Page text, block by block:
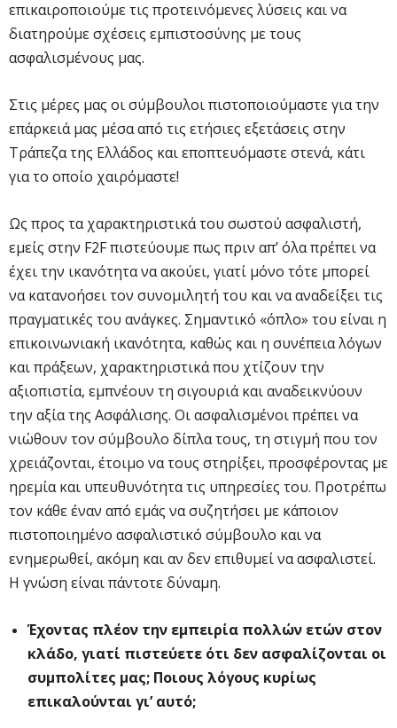
επικαιροποιούμε τις προτεινόμενες λύσεις και να
διατηρούμε σχέσεις εμπιστοσύνης με τους
ασφαλισμένους μας.
Στις μέρες μας οι σύμβουλοι πιστοποιούμαστε για την
επάρκειά μας μέσα από τις ετήσιες εξετάσεις στην
Τράπεζα της Ελλάδος και εποπτευόμαστε στενά, κάτι
για το οποίο χαιρόμαστε!
Ως προς τα χαρακτηριστικά του σωστού ασφαλιστή,
εμείς στην F2F πιστεύουμε πως πριν απ’ όλα πρέπει να
έχει την ικανότητα να ακούει, γιατί μόνο τότε μπορεί
να κατανοήσει τον συνομιλητή του και να αναδείξει τις
πραγματικές του ανάγκες. Σημαντικό «όπλο» του είναι η
επικοινωνιακή ικανότητα, καθώς και η συνέπεια λόγων
και πράξεων, χαρακτηριστικά που χτίζουν την
αξιοπιστία, εμπνέουν τη σιγουριά και αναδεικνύουν
την αξία της Ασφάλισης. Οι ασφαλισμένοι πρέπει να
νιώθουν τον σύμβουλο δίπλα τους, τη στιγμή που τον
χρειάζονται, έτοιμο να τους στηρίξει, προσφέροντας με
ηρεμία και υπευθυνότητα τις υπηρεσίες του. Προτρέπω
τον κάθε έναν από εμάς να συζητήσει με κάποιον
πιστοποιημένο ασφαλιστικό σύμβουλο και να
ενημερωθεί, ακόμη και αν δεν επιθυμεί να ασφαλιστεί.
Η γνώση είναι πάντοτε δύναμη.
Έχοντας πλέον την εμπειρία πολλών ετών στον
κλάδο, γιατί πιστεύετε ότι δεν ασφαλίζονται οι
συμπολίτες μας; Ποιους λόγους κυρίως
επικαλούνται γι’ αυτό;